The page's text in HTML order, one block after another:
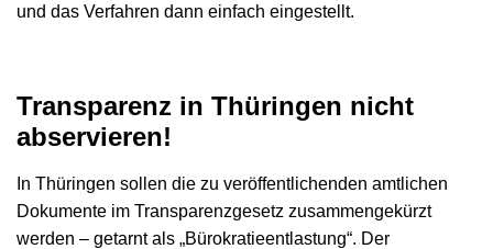
und das Verfahren dann einfach eingestellt.
Transparenz in Thüringen nicht
abservieren!
In Thüringen sollen die zu veröffentlichenden amtlichen
Dokumente im Transparenzgesetz zusammengekürzt
werden – getarnt als „Bürokratieentlastung“. Der